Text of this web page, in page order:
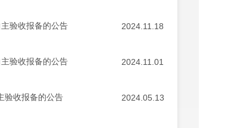
验收报备的公告 2024.11.18
验收报备的公告 2024.11.01
验收报备的公告 2024.05.13